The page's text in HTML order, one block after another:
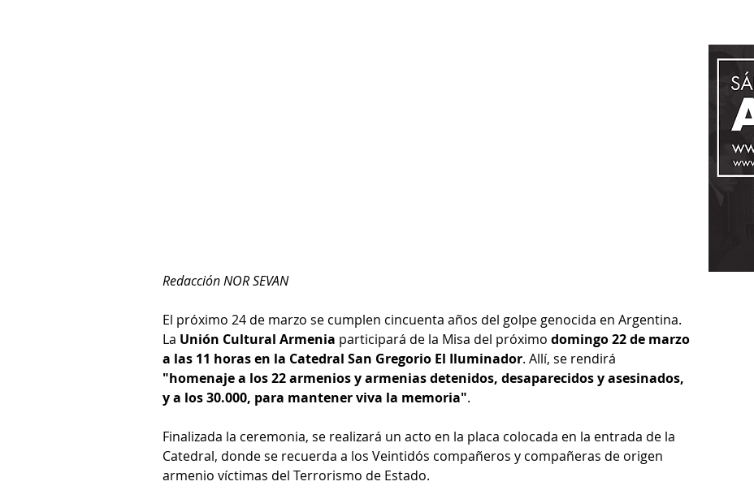
Redacción NOR SEVAN
El próximo 24 de marzo se cumplen cincuenta años del golpe genocida en Argentina.
La Unión Cultural Armenia participará de la Misa del próximo domingo 22 de marzo
a las 11 horas en la Catedral San Gregorio El Iluminador. Allí, se rendirá
"homenaje a los 22 armenios y armenias detenidos, desaparecidos y asesinados,
y a los 30.000, para mantener viva la memoria".
Finalizada la ceremonia, se realizará un acto en la placa colocada en la entrada de la
Catedral, donde se recuerda a los Veintidós compañeros y compañeras de origen
armenio víctimas del Terrorismo de Estado.